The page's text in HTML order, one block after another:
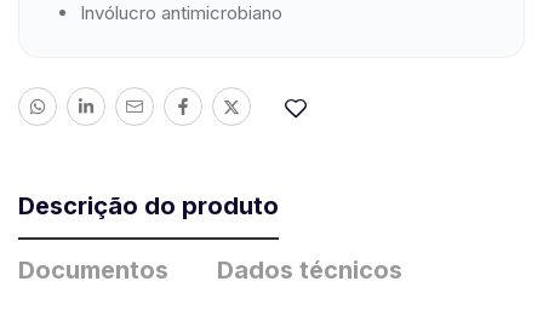
Invólucro antimicrobiano
Descrição do produto
Documentos Dados técnicos